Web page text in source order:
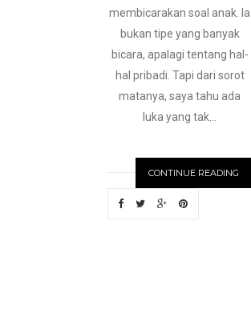
membicarakan soal anak. Ia
bukan tipe yang banyak
bicara, apalagi tentang hal-
hal pribadi. Tapi dari sorot
matanya, saya tahu ada
luka yang tak...
CONTINUE READING
N